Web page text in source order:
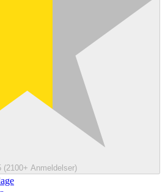
(2100+ Anmeldelser)